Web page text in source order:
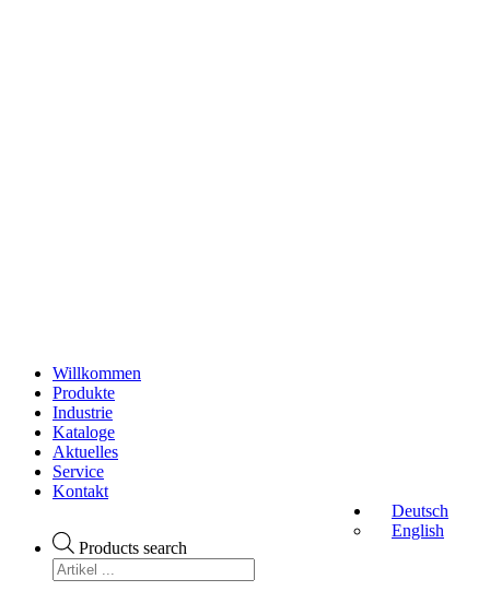
Willkommen
Produkte
Industrie
Kataloge
Aktuelles
Service
Kontakt
Products search
Deutsch
English